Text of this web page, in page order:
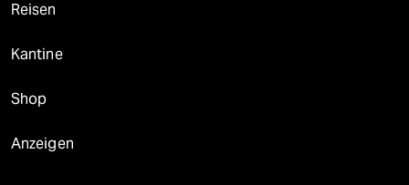
Reisen
Kantine
Shop
Anzeigen